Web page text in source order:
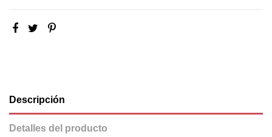
Descripción
Detalles del producto